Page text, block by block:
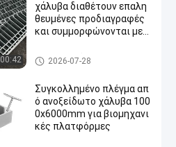
00:42
χάλυβα διαθέτουν επαλη
θευμένες προδιαγραφές
και συμμορφώνονται με τ
HA και EN.
βιομηχανικό κιγκλίδωμα χάλ
υβα
2026-07-28
Συγκολλημένο πλέγμα απ
ό ανοξείδωτο χάλυβα 100
0x6000mm για βιομηχανι
κές πλατφόρμες